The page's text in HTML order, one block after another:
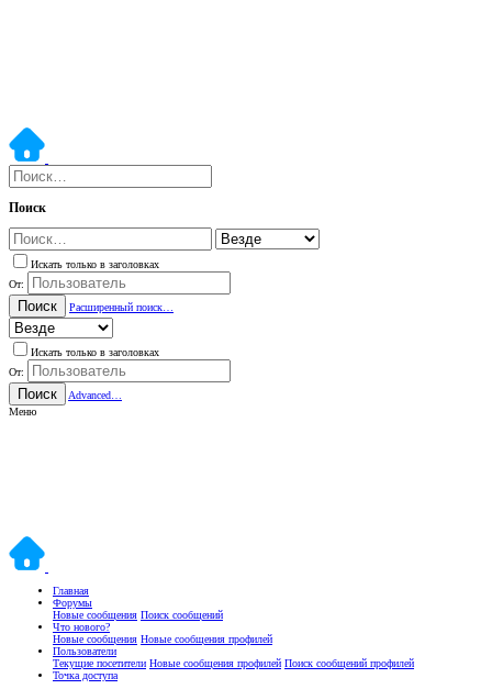
Поиск
Искать только в заголовках
От:
Поиск Расширенный поиск…
Искать только в заголовках
От:
Поиск
Advanced…
Меню
Главная
Форумы
Новые сообщения Поиск сообщений
Что нового?
Новые сообщения Новые сообщения профилей
Пользователи
Текущие посетители Новые сообщения профилей Поиск сообщений профилей
Точка доступа